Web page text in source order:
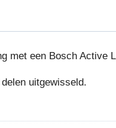
met een Bosch Active
uitgewisseld.